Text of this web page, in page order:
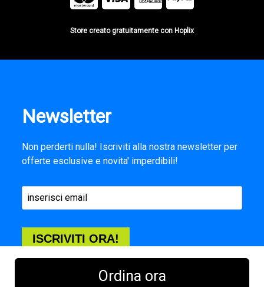
Ordina ora
Store creato gratuitamente con Hoplix
Newsletter
Non perderti nulla! Iscriviti alla nostra newsletter per
offerte esclusive e novita' imperdibili!
ISCRIVITI ORA!